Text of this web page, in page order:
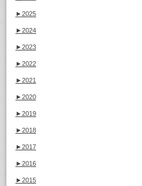
►2025
►2024
►2023
►2022
►2021
►2020
►2019
►2018
►2017
►2016
►2015